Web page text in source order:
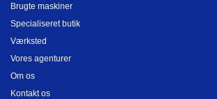
Brugte maskiner
Specialiseret butik
Værksted
Vores agenturer
Om os
Kontakt os